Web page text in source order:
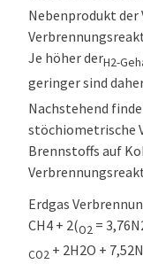
Nebenprodukt der
Je höher derH2-
geringer sind
Nachstehend
stöchiometrische
Brennstoffs auf
Erdgas
CH4 + 2(O2 =
CO2 + 2H2O +